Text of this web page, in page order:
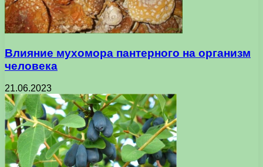
Влияние мухомора пантерного на организм
человека
21.06.2023